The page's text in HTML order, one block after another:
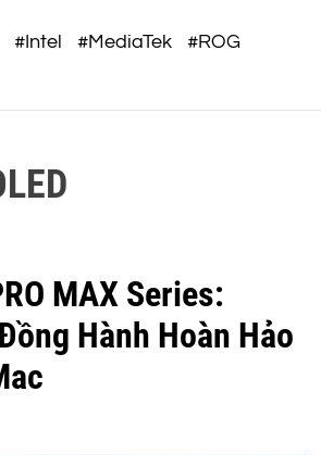
o
d
#Intel #MediaTek
#ROG
MAX Series:
Hành Hoàn Hảo